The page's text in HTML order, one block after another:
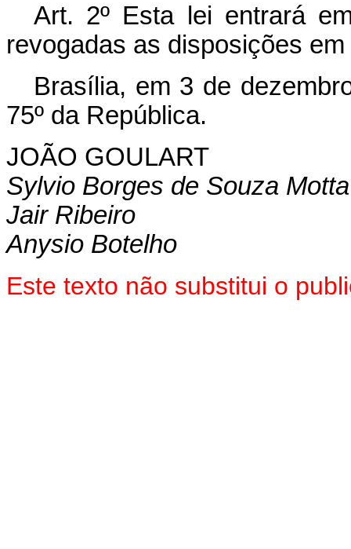
Art. 2º Esta lei entrará
revogadas as disposições
Brasília, em 3 de
75º da República.
JOÃO GOULART
Sylvio Borges de Souza Motta
Jair Ribeiro
Anysio Botelho
Este texto não substitui o